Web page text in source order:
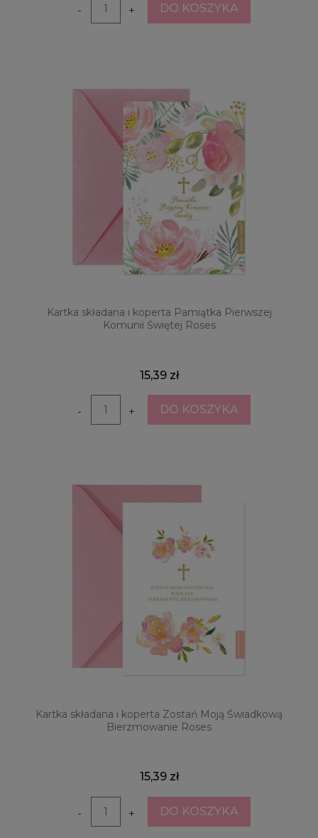
- + DO KOSZYKA
Kartka składana i koperta Pamiątka Pierwszej
Komunii Świętej Roses
15,39 zł
- + DO KOSZYKA
Kartka składana i koperta Zostań Moją Świadkową
Bierzmowanie Roses
15,39 zł
- + DO KOSZYKA